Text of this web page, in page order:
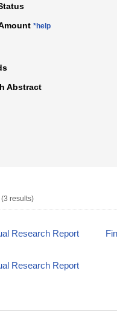
*help
Abstract
(3 results)
Research Report
Research Report